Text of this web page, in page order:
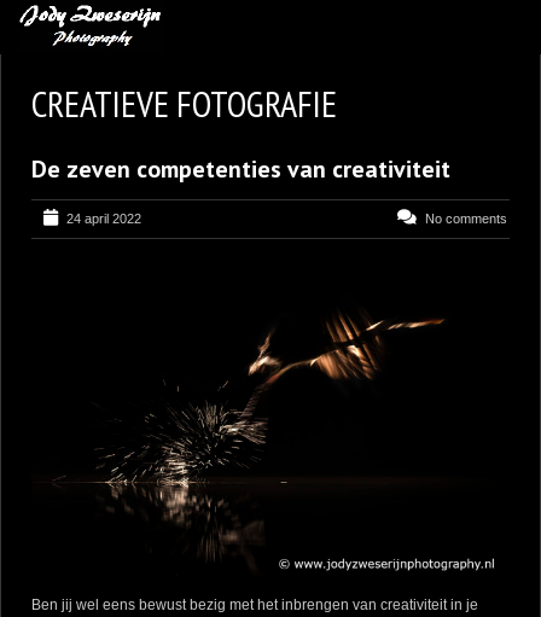
BLOG
LEREN VAN KUNST
BENCE MATE FOTOHUTTEN
CREATIEVE FOTOGRAFIE
De zeven competenties van creativiteit
24 april 2022 No comments
Ben jij wel eens bewust bezig met het inbrengen van creativiteit in je